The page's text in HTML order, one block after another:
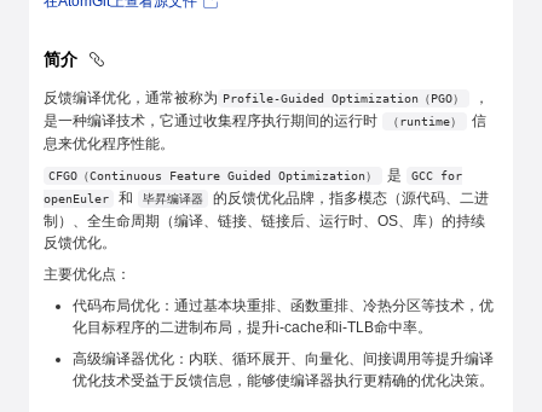
简介
反馈编译优化，通常被称为 Profile-Guided Optimization（PGO）
，
是一种编译技术，它通过收集程序执行期间的运行时
（runtime）
信
息来优化程序性能。
CFGO（Continuous Feature Guided Optimization） 是
GCC for
openEuler
和 毕昇编译器
的反馈优化品牌，指多模态（源代码、二进
制）、全生命周期（编译、链接、链接后、运行时、OS、库）的持续
反馈优化。
主要优化点：
代码布局优化：通过基本块重排、函数重排、冷热分区等技术，优
化目标程序的二进制布局，提升i-cache和i-TLB命中率。
高级编译器优化：内联、循环展开、向量化、间接调用等提升编译
优化技术受益于反馈信息，能够使编译器执行更精确的优化决策。